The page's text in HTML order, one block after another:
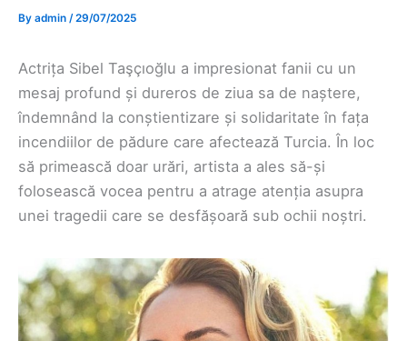
By admin /29/07/2025
Actrița Sibel Taşçıoğlu a impresionat fanii cu un
mesaj profund și dureros de ziua sa de naștere,
îndemnând la conștientizare și solidaritate în fața
incendiilor de pădure care afectează Turcia. În loc
să primească doar urări, artista a ales să-și
folosească vocea pentru a atrage atenția asupra
unei tragedii care se desfășoară sub ochii noștri.